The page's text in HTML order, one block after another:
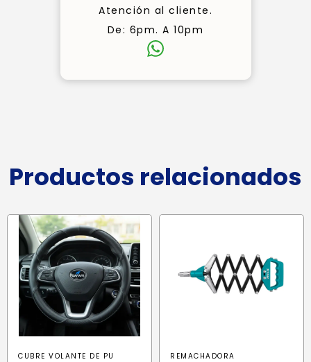
Atención al cliente.
De: 6pm. A 10pm
Productos relacionados
CUBRE VOLANTE DE PU REMACHADORA